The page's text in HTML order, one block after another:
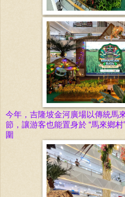
今年，吉隆坡金河廣場以傳統馬
節，讓游客也能置身於 “馬來鄉
圍